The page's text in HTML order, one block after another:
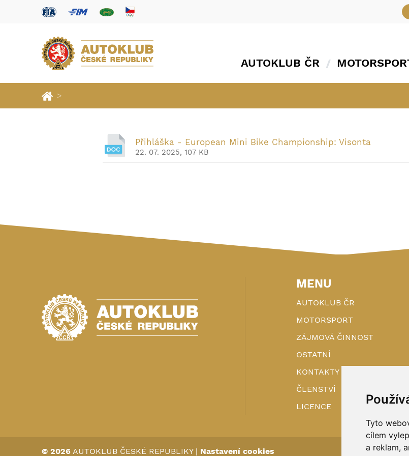
Tyto
cílem
a reklam,
AUTOKLUB ČR
>
Přihláška - European Mini Bike Championship: Visonta
22. 07. 2025, 107 KB
MENU
AUTOKLUB ČR
MOTORSPORT
ZÁJMOVÁ ČINNOST
OSTATNÍ
KONTAKTY
ČLENSTVÍ
LICENCE
© 2026 AUTOKLUB ČESKÉ REPUBLIKY| Nastavení cookies